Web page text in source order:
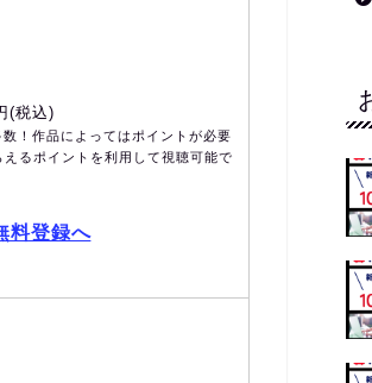
(税込)
！作品によってはポイントが必要
るポイントを利用して視聴可能で
料登録へ